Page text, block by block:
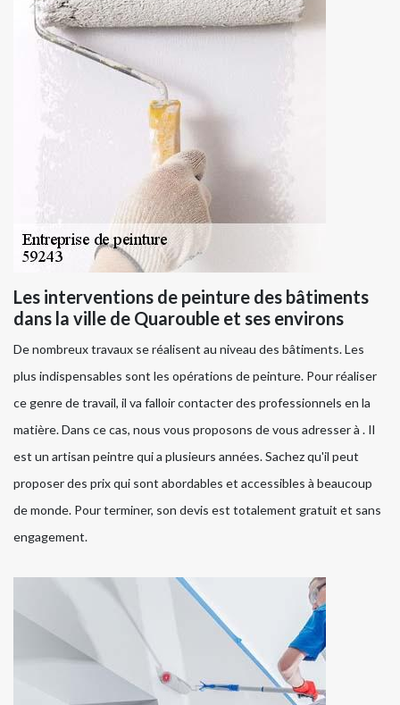
Les interventions de peinture des bâtiments
dans la ville de Quarouble et ses environs
De nombreux travaux se réalisent au niveau des bâtiments. Les
plus indispensables sont les opérations de peinture. Pour réaliser
ce genre de travail, il va falloir contacter des professionnels en la
matière. Dans ce cas, nous vous proposons de vous adresser à . Il
est un artisan peintre qui a plusieurs années. Sachez qu'il peut
proposer des prix qui sont abordables et accessibles à beaucoup
de monde. Pour terminer, son devis est totalement gratuit et sans
engagement.